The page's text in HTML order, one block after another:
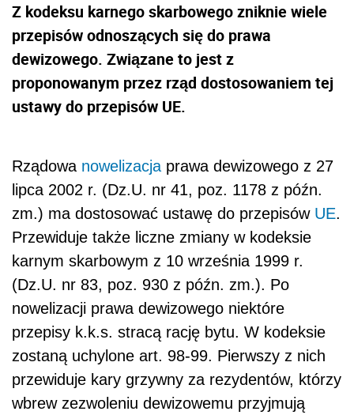
Z kodeksu karnego skarbowego zniknie wiele
przepisów odnoszących się do prawa
dewizowego. Związane to jest z
proponowanym przez rząd dostosowaniem tej
ustawy do przepisów UE.
Rządowa nowelizacja prawa dewizowego z 27
lipca 2002 r. (Dz.U. nr 41, poz. 1178 z późn.
zm.) ma dostosować ustawę do przepisów UE.
Przewiduje także liczne zmiany w kodeksie
karnym skarbowym z 10 września 1999 r.
(Dz.U. nr 83, poz. 930 z późn. zm.). Po
nowelizacji prawa dewizowego niektóre
przepisy k.k.s. stracą rację bytu. W kodeksie
zostaną uchylone art. 98-99. Pierwszy z nich
przewiduje kary grzywny za rezydentów, którzy
wbrew zezwoleniu dewizowemu przyjmują